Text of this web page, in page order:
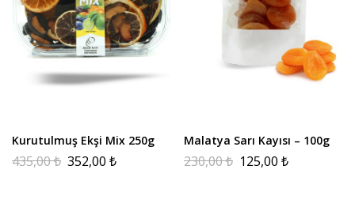
Kurutulmuş Ekşi Mix 250g
435,00₺ 352,00 ₺
Malatya Sarı Kayısı – 100g
230,00₺ 125,00 ₺